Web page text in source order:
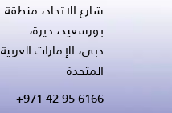
شارع الاتحاد، منطقة
بورسعيد، ديرة،
دبي، الإمارات العربية
المتحدة
+971 42 95 6166